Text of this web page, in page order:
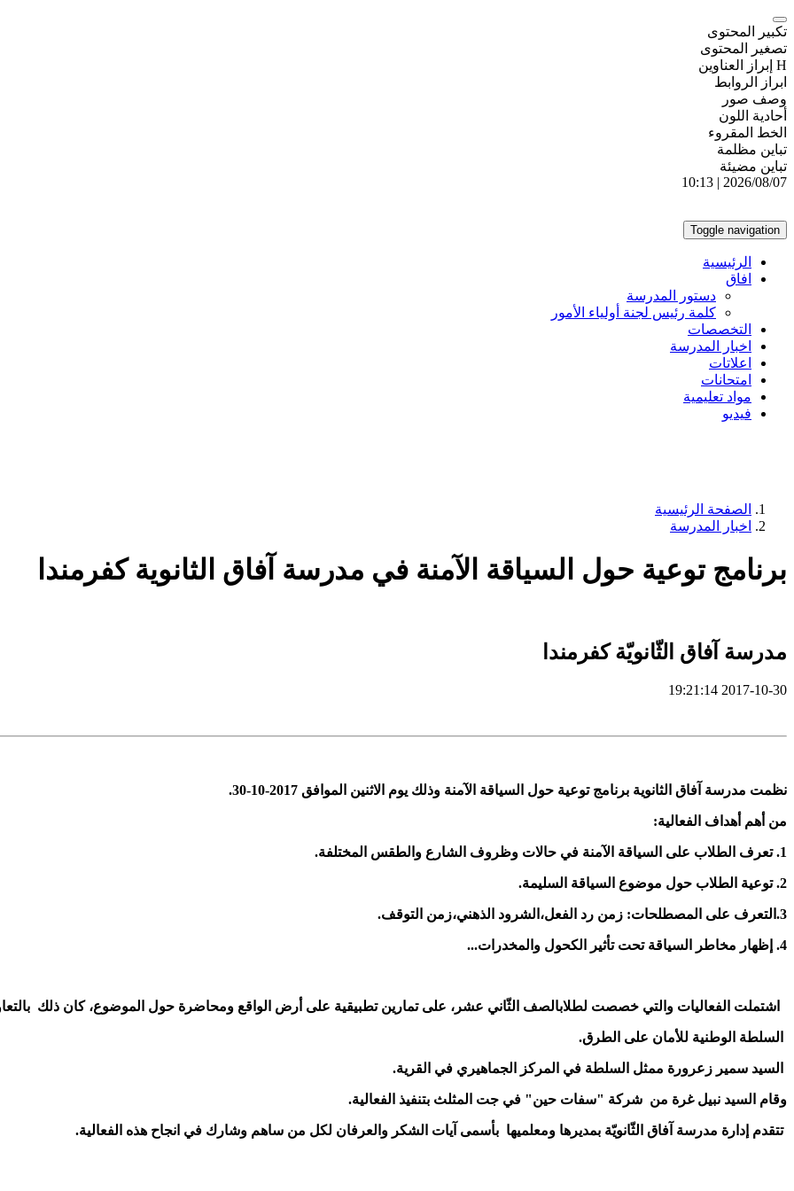
تكبير المحتوى
تصغير المحتوى
H إبراز العناوين
ابراز الروابط
وصف صور
أحادية اللون
الخط المقروء
تباين مظلمة
تباين مضيئة
2026/08/07 | 10:13
Toggle navigation
الرئيسية
افاق
دستور المدرسة
كلمة رئيس لجنة أولياء الأمور
التخصصات
اخبار المدرسة
اعلاتات
امتحانات
مواد تعليمية
فيديو
الصفحة الرئيسية
اخبار المدرسة
برنامج توعية حول السياقة الآمنة في مدرسة آفاق الثانوية كفرمندا
مدرسة آفاق الثّانويّة كفرمندا
2017-10-30 19:21:14
نظمت مدرسة آفاق الثانوية برنامج توعية حول السياقة الآمنة وذلك يوم الاثنين الموافق 2017-10-30.
من أهم أهداف الفعالية:
1. تعرف الطلاب على السياقة الآمنة في حالات وظروف الشارع والطقس المختلفة.
2. توعية الطلاب حول موضوع السياقة السليمة.
3.التعرف على المصطلحات: زمن رد الفعل،الشرود الذهني،زمن التوقف.
4. إظهار مخاطر السياقة تحت تأثير الكحول والمخدرات...
اشتملت الفعاليات والتي خصصت لطلابالصف الثّاني عشر، على تمارين تطبيقية على أرض الواقع ومحاضرة حول الموضوع، كان ذلك
السلطة الوطنية للأمان على الطرق.
السيد سمير زعرورة ممثل السلطة في المركز الجماهيري في القرية.
وقام السيد نبيل غرة من شركة "سفات حين" في جت المثلث بتنفيذ الفعالية.
تتقدم إدارة مدرسة آفاق الثّانويّة بمديرها ومعلميها بأسمى آيات الشكر والعرفان لكل من ساهم وشارك في انجاح هذه الفعالية.